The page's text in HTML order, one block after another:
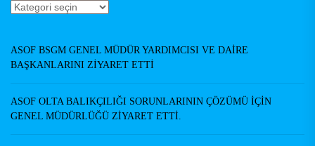
Haberler
ASOF BSGM GENEL MÜDÜR YARDIMCISI VE DAİRE
BAŞKANLARINI ZİYARET ETTİ
ASOF OLTA BALIKÇILIĞI SORUNLARININ ÇÖZÜMÜ İÇİN
GENEL MÜDÜRLÜĞÜ ZİYARET ETTİ.